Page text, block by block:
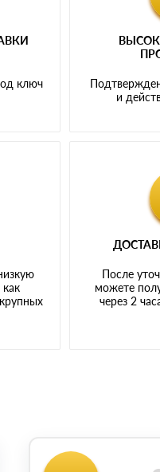
ключ
и
После
можете
через 2